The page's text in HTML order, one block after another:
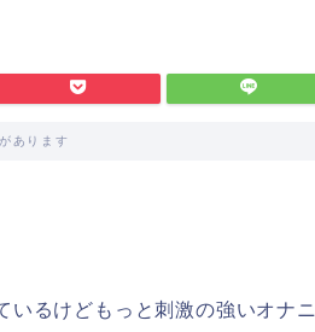
あります
いるけどもっと刺激の強いオナニ